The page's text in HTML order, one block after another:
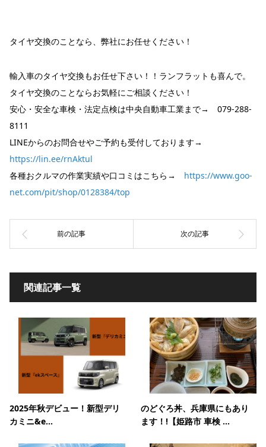
タイヤ交換のことなら、弊社にお任せください！
輸入車のタイヤ交換もお任せ下さい！！ランフラットも喜んで。
タイヤ交換のことならお気軽にご相談ください！
安心・安全な車検・法定点検は中央自動車工業まで→ 079-288-
8111
LINEからのお問合せやご予約も受付しております→
https://lin.ee/rnAktul
各種おクルマの作業実績や口コミはこちら→ https://www.goo-
net.com/pit/shop/0128384/top
関連記事一覧
2025年秋デビュー！新型デリ
カミニ&e...
のどぐろ丼、兵庫県にもあり
ます！!【姫路市 車検 ...